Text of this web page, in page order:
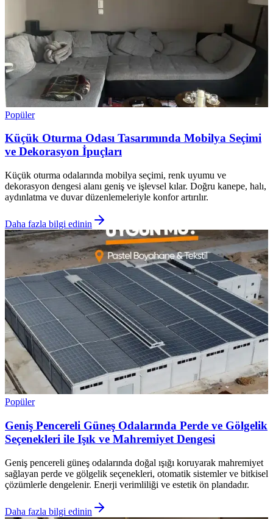
Popüler
Küçük Oturma Odası Tasarımında Mobilya Seçimi
ve Dekorasyon İpuçları
Küçük oturma odalarında mobilya seçimi, renk uyumu ve
dekorasyon dengesi alanı geniş ve işlevsel kılar. Doğru kanepe, halı,
aydınlatma ve duvar düzenlemeleriyle konfor artırılır.
Daha fazla bilgi edinin
Popüler
Geniş Pencereli Güneş Odalarında Perde ve Gölgelik
Seçenekleri ile Işık ve Mahremiyet Dengesi
Geniş pencereli güneş odalarında doğal ışığı koruyarak mahremiyet
sağlayan perde ve gölgelik seçenekleri, otomatik sistemler ve bitkisel
çözümlerle dengelenir. Enerji verimliliği ve estetik ön plandadır.
Daha fazla bilgi edinin